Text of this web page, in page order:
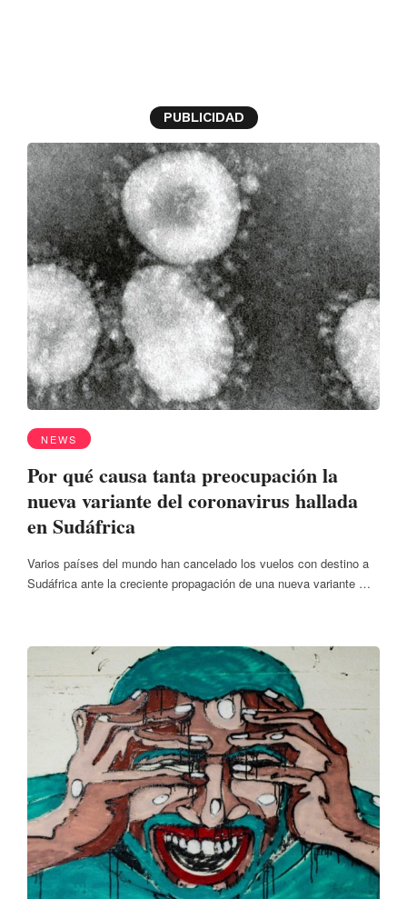
PUBLICIDAD
NEWS
Por qué causa tanta preocupación la
nueva variante del coronavirus hallada
en Sudáfrica
Varios países del mundo han cancelado los vuelos con destino a
Sudáfrica ante la creciente propagación de una nueva variante …